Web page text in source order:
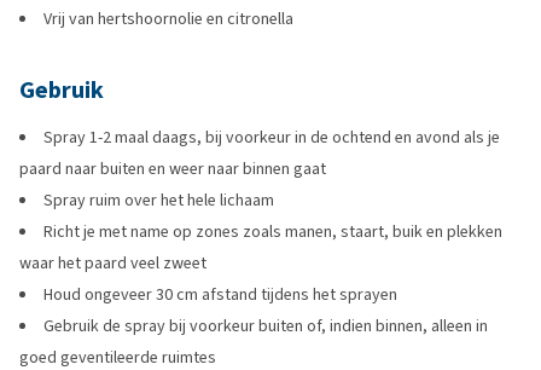
Vrij van hertshoornolie en citronella
Gebruik
Spray 1-2 maal daags, bij voorkeur in de ochtend en avond als je
paard naar buiten en weer naar binnen gaat
Spray ruim over het hele lichaam
Richt je met name op zones zoals manen, staart, buik en plekken
waar het paard veel zweet
Houd ongeveer 30 cm afstand tijdens het sprayen
Gebruik de spray bij voorkeur buiten of, indien binnen, alleen in
goed geventileerde ruimtes